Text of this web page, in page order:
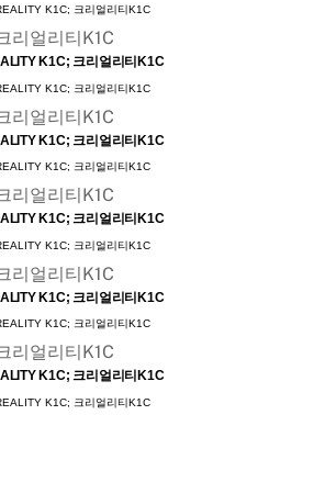
K1C; 크리얼리티K1C
K1C; 크리얼리티K1C
K1C; 크리얼리티K1C
K1C; 크리얼리티K1C
K1C; 크리얼리티K1C
K1C; 크리얼리티K1C
K1C; 크리얼리티K1C
K1C; 크리얼리티K1C
K1C; 크리얼리티K1C
K1C; 크리얼리티K1C
K1C; 크리얼리티K1C